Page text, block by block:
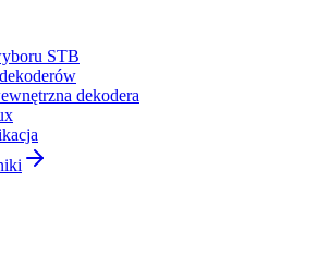
STB
dekodera